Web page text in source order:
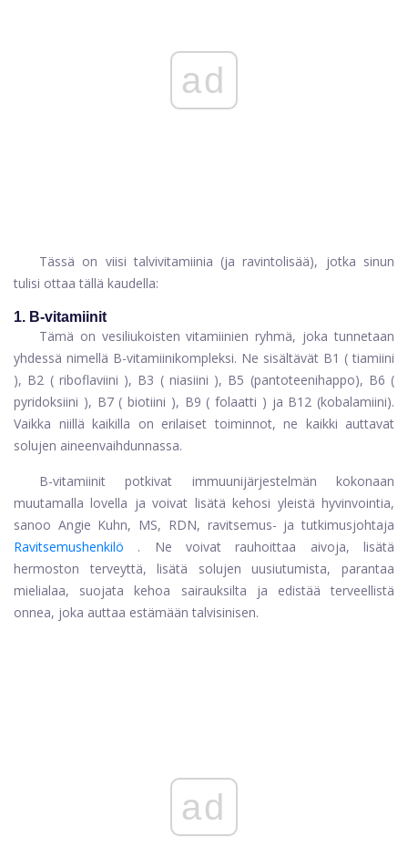
ad
Tässä on viisi talvivitamiinia (ja ravintolisää), jotka sinun
tulisi ottaa tällä kaudella:
1. B-vitamiinit
Tämä on vesiliukoisten vitamiinien ryhmä, joka tunnetaan
yhdessä nimellä B-vitamiinikompleksi. Ne sisältävät B1 ( tiamiini
), B2 ( riboflaviini ), B3 ( niasiini ), B5 (pantoteenihappo), B6 (
pyridoksiini ), B7 ( biotiini ), B9 ( folaatti ) ja B12 (kobalamiini).
Vaikka niillä kaikilla on erilaiset toiminnot, ne kaikki auttavat
solujen aineenvaihdunnassa.
B-vitamiinit potkivat immuunijärjestelmän kokonaan
muutamalla lovella ja voivat lisätä kehosi yleistä hyvinvointia,
sanoo Angie Kuhn, MS, RDN, ravitsemus- ja tutkimusjohtaja
Ravitsemushenkilö
. Ne voivat rauhoittaa aivoja, lisätä
hermoston terveyttä, lisätä solujen uusiutumista, parantaa
mielialaa, suojata kehoa sairauksilta ja edistää terveellistä
onnea, joka auttaa estämään talvisinisen.
ad